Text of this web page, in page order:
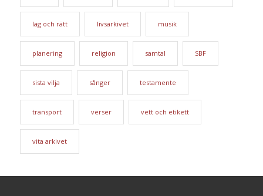
lag och rätt livsarkivet musik
planering religion samtal SBF
sista vilja sånger testamente
transport verser vett och etikett
vita arkivet